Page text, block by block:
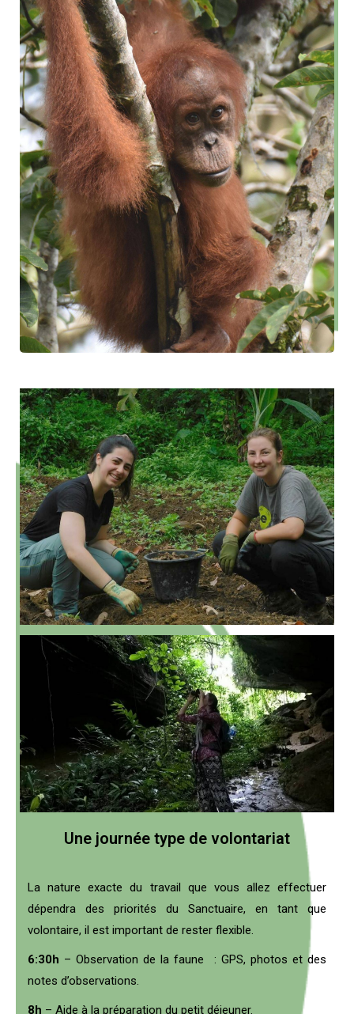
Une journée type de volontariat
La nature exacte du travail que vous allez effectuer
dépendra des priorités du Sanctuaire, en tant que
volontaire, il est important de rester flexible.
6:30h – Observation de la faune : GPS, photos et des
notes d’observations.
8h – Aide à la préparation du petit déjeuner.